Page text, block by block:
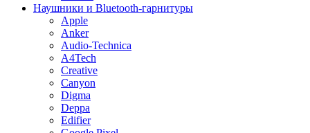
Наушники и Bluetooth-гарнитуры
Apple
Anker
Audio-Technica
A4Tech
Creative
Canyon
Digma
Deppa
Edifier